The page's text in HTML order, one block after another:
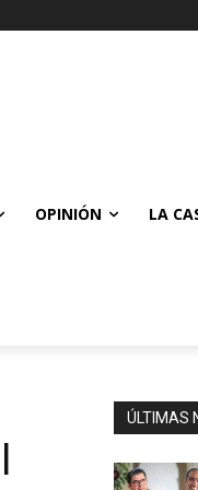
OPINIÓN LA
ÚLTIMAS